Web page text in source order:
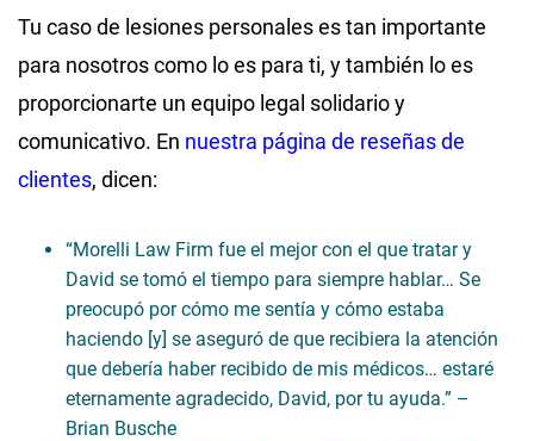
Tu caso de lesiones personales es tan importante
para nosotros como lo es para ti, y también lo es
proporcionarte un equipo legal solidario y
comunicativo. En nuestra página de reseñas de
clientes, dicen:
“Morelli Law Firm fue el mejor con el que tratar y
David se tomó el tiempo para siempre hablar… Se
preocupó por cómo me sentía y cómo estaba
haciendo [y] se aseguró de que recibiera la atención
que debería haber recibido de mis médicos… estaré
eternamente agradecido, David, por tu ayuda.” –
Brian Busche